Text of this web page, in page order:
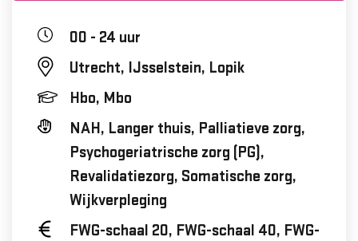
00 - 24 uur
Utrecht, IJsselstein, Lopik
Hbo, Mbo
NAH, Langer thuis, Palliatieve zorg,
Psychogeriatrische zorg (PG),
Revalidatiezorg, Somatische zorg,
Wijkverpleging
FWG-schaal 20, FWG-schaal 40, FWG-